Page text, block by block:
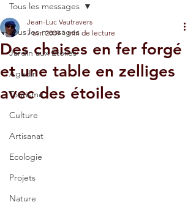
Tous les messages
Jardin aux Etoiles
Agadir
Tourisme
Culture
Artisanat
Ecologie
Projets
Nature
Tous les messages
Des chaises en fer forgé
et une table en zelliges
avec des étoiles
Jean-Luc Vautravers
7 avr. 2009 1 min de lecture